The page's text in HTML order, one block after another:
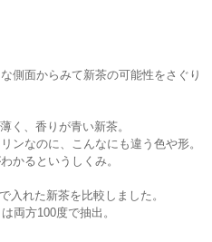
側面からみて新茶の可能性をさぐり
く、香りが青い新茶。
ンなのに、こんなにも違う色や形。
かるというしくみ。
入れた新茶を比較しました。
両方100度で抽出。